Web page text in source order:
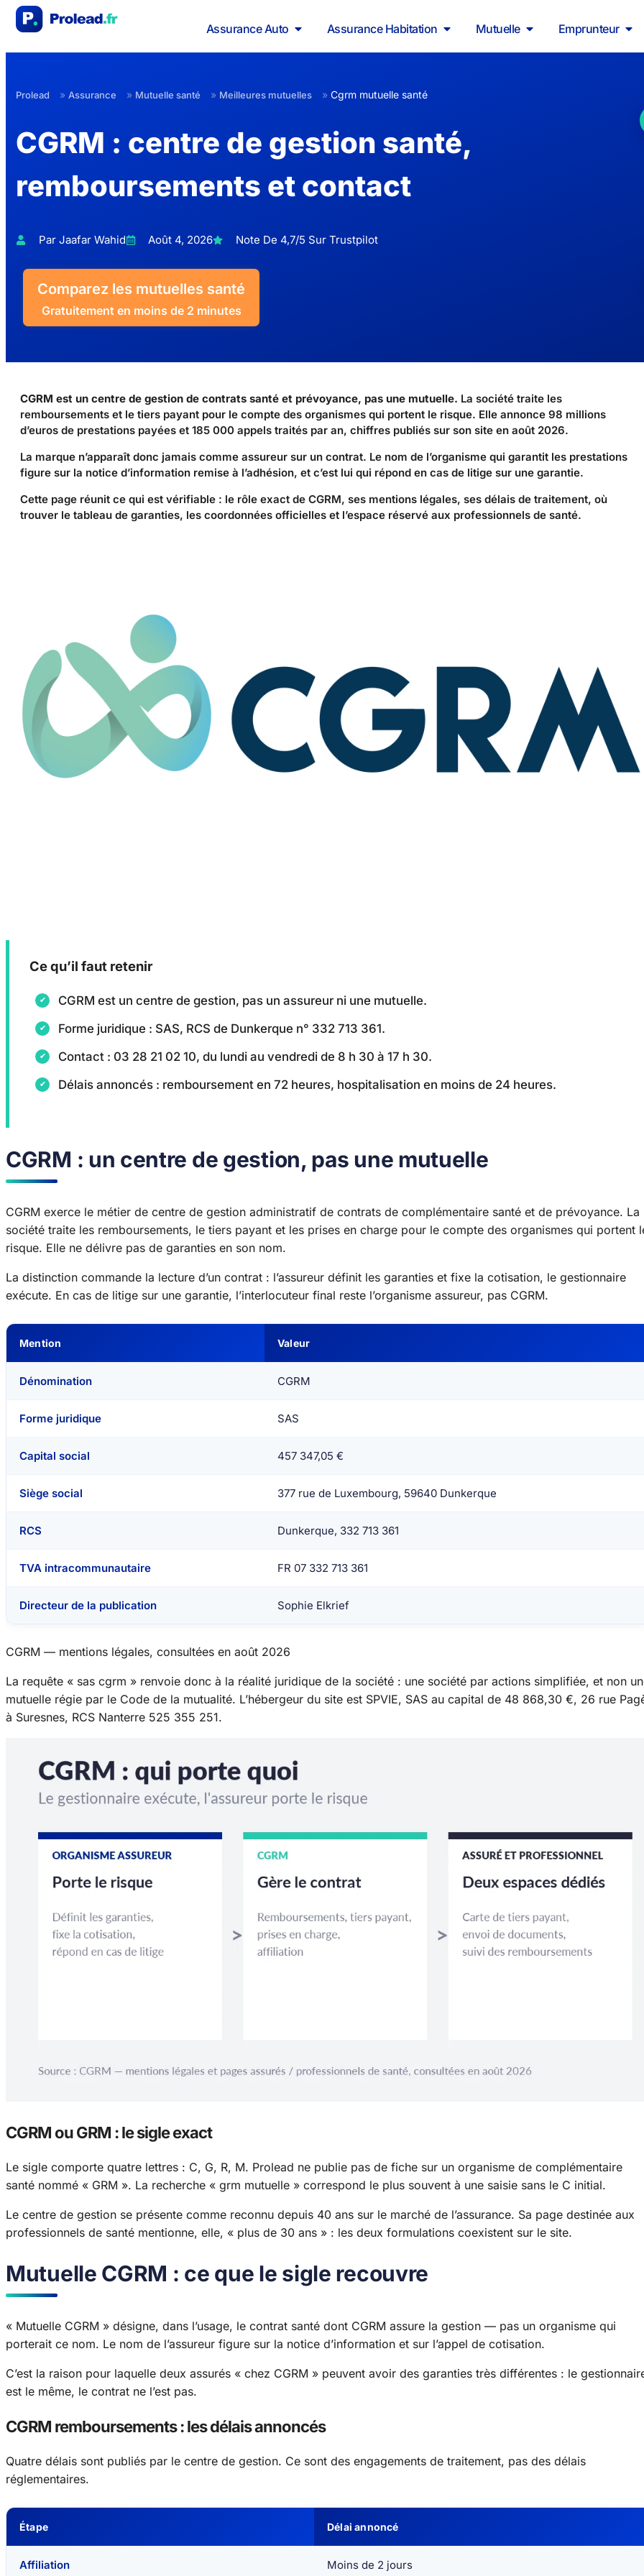
Assurance Auto Assurance Habitation Mutuelle Emprunteur
Prolead » Assurance » Mutuelle santé » Meilleures mutuelles » Cgrm mutuelle santé
CGRM : centre de gestion santé,
remboursements et contact
Par Jaafar Wahid Août 4, 2026 Note De 4,7/5 Sur Trustpilot
Comparez les mutuelles santé
Gratuitement en moins de 2 minutes
CGRM est un centre de gestion de contrats santé et prévoyance, pas une mutuelle. La société traite les
remboursements et le tiers payant pour le compte des organismes qui portent le risque. Elle annonce 98 millions
d’euros de prestations payées et 185 000 appels traités par an, chiffres publiés sur son site en août 2026.
La marque n’apparaît donc jamais comme assureur sur un contrat. Le nom de l’organisme qui garantit les prestations
figure sur la notice d’information remise à l’adhésion, et c’est lui qui répond en cas de litige sur une garantie.
Cette page réunit ce qui est vérifiable : le rôle exact de CGRM, ses mentions légales, ses délais de traitement, où
trouver le tableau de garanties, les coordonnées officielles et l’espace réservé aux professionnels de santé.
Ce qu’il faut retenir
CGRM est un centre de gestion, pas un assureur ni une mutuelle.
Forme juridique : SAS, RCS de Dunkerque n° 332 713 361.
Contact : 03 28 21 02 10, du lundi au vendredi de 8 h 30 à 17 h 30.
Délais annoncés : remboursement en 72 heures, hospitalisation en moins de 24 heures.
CGRM : un centre de gestion, pas une mutuelle
CGRM exerce le métier de centre de gestion administratif de contrats de complémentaire santé et de prévoyance. La
société traite les remboursements, le tiers payant et les prises en charge pour le compte des organismes qui portent
risque. Elle ne délivre pas de garanties en son nom.
La distinction commande la lecture d’un contrat : l’assureur définit les garanties et fixe la cotisation, le gestionnaire
exécute. En cas de litige sur une garantie, l’interlocuteur final reste l’organisme assureur, pas CGRM.
Mention Valeur
Dénomination CGRM
Forme juridique SAS
Capital social 457 347,05 €
Siège social 377 rue de Luxembourg, 59640 Dunkerque
RCS Dunkerque, 332 713 361
TVA intracommunautaire FR 07 332 713 361
Directeur de la publication Sophie Elkrief
CGRM — mentions légales, consultées en août 2026
La requête « sas cgrm » renvoie donc à la réalité juridique de la société : une société par actions simplifiée, et non
mutuelle régie par le Code de la mutualité. L’hébergeur du site est SPVIE, SAS au capital de 48 868,30 €, 26 rue
à Suresnes, RCS Nanterre 525 355 251.
CGRM ou GRM : le sigle exact
Le sigle comporte quatre lettres : C, G, R, M. Prolead ne publie pas de fiche sur un organisme de complémentaire
santé nommé « GRM ». La recherche « grm mutuelle » correspond le plus souvent à une saisie sans le C initial.
Le centre de gestion se présente comme reconnu depuis 40 ans sur le marché de l’assurance. Sa page destinée aux
professionnels de santé mentionne, elle, « plus de 30 ans » : les deux formulations coexistent sur le site.
Mutuelle CGRM : ce que le sigle recouvre
« Mutuelle CGRM » désigne, dans l’usage, le contrat santé dont CGRM assure la gestion — pas un organisme qui
porterait ce nom. Le nom de l’assureur figure sur la notice d’information et sur l’appel de cotisation.
C’est la raison pour laquelle deux assurés « chez CGRM » peuvent avoir des garanties très différentes : le
est le même, le contrat ne l’est pas.
CGRM remboursements : les délais annoncés
Quatre délais sont publiés par le centre de gestion. Ce sont des engagements de traitement, pas des délais
réglementaires.
Étape Délai annoncé
Affiliation Moins de 2 jours